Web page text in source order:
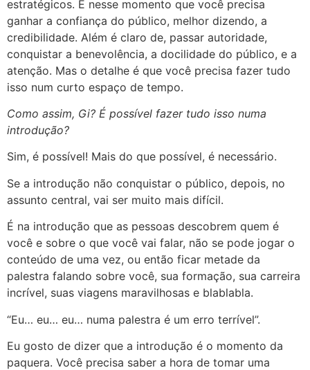
estratégicos. É nesse momento que você precisa
ganhar a confiança do público, melhor dizendo, a
credibilidade. Além é claro de, passar autoridade,
conquistar a benevolência, a docilidade do público, e a
atenção. Mas o detalhe é que você precisa fazer tudo
isso num curto espaço de tempo.
Como assim, Gi? É possível fazer tudo isso numa
introdução?
Sim, é possível! Mais do que possível, é necessário.
Se a introdução não conquistar o público, depois, no
assunto central, vai ser muito mais difícil.
É na introdução que as pessoas descobrem quem é
você e sobre o que você vai falar, não se pode jogar o
conteúdo de uma vez, ou então ficar metade da
palestra falando sobre você, sua formação, sua carreira
incrível, suas viagens maravilhosas e blablabla.
“Eu… eu… eu… numa palestra é um erro terrível”.
Eu gosto de dizer que a introdução é o momento da
paquera. Você precisa saber a hora de tomar uma